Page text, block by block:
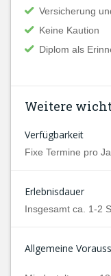
Versicherung
Keine Kaution
Diplom als
Weitere
Verfügbarkeit
Fixe Termine pro
Erlebnisdauer
Insgesamt ca. 1-2
Allgemeine